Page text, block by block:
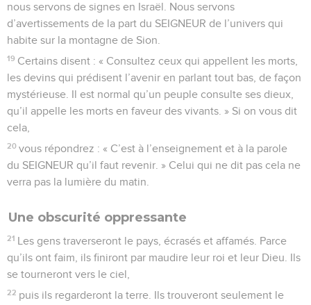
nous servons de signes en Israël. Nous servons
d’avertissements de la part du SEIGNEUR de l’univers qui
habite sur la montagne de Sion.
19 Certains disent : « Consultez ceux qui appellent les morts,
les devins qui prédisent l’avenir en parlant tout bas, de façon
mystérieuse. Il est normal qu’un peuple consulte ses dieux,
qu’il appelle les morts en faveur des vivants. » Si on vous dit
cela,
20 vous répondrez : « C’est à l’enseignement et à la parole
du SEIGNEUR qu’il faut revenir. » Celui qui ne dit pas cela ne
verra pas la lumière du matin.
Une obscurité oppressante
21 Les gens traverseront le pays, écrasés et affamés. Parce
qu’ils ont faim, ils finiront par maudire leur roi et leur Dieu. Ils
se tourneront vers le ciel,
22 puis ils regarderont la terre. Ils trouveront seulement le